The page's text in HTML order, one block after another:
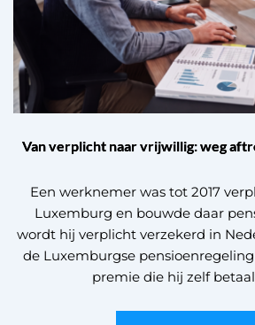
Van verplicht naar vrijwillig: weg
Een werknemer was tot 2017
Luxemburg en bouwde daar
wordt hij verplicht verzekerd in
de Luxemburgse
premie die hij zelf